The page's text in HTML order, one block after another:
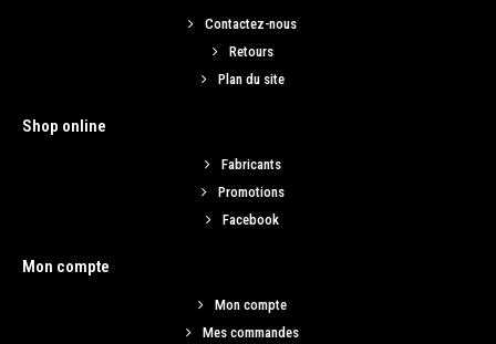
Joint d'embase 0.3mm IAME (X30)
Contactez-nous
Retours
Plan du site
Shop online
Fabricants
Promotions
Facebook
Mon compte
Mon compte
Mes commandes